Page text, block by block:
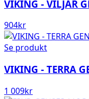
VIKING - VILJAR
904kr
Se produkt
VIKING - TERRA
1 009kr